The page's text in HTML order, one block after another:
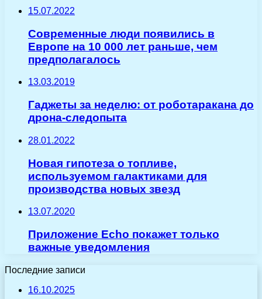
15.07.2022
Современные люди появились в
Европе на 10 000 лет раньше, чем
предполагалось
13.03.2019
Гаджеты за неделю: от роботаракана до
дрона-следопыта
28.01.2022
Новая гипотеза о топливе,
используемом галактиками для
производства новых звезд
13.07.2020
Приложение Echo покажет только
важные уведомления
Последние записи
16.10.2025